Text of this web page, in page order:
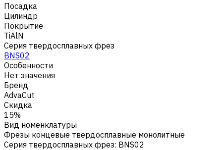
Посадка
Цилиндр
Покрытие
TiAlN
Серия твердосплавных фрез
BNS02
Особенности
Нет значения
Бренд
AdvaCut
Скидка
15%
Вид номенклатуры
Фрезы концевые твердосплавные монолитные
Серия твердосплавных фрез: BNS02